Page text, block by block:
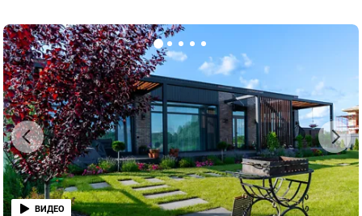
ВИДЕО